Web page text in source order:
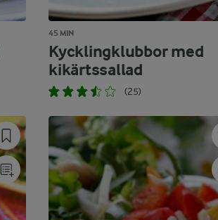
45 MIN
Kycklingklubbor med
kikärtssallad
(25)